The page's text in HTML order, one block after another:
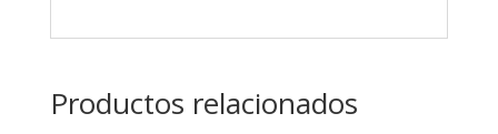
Productos relacionados